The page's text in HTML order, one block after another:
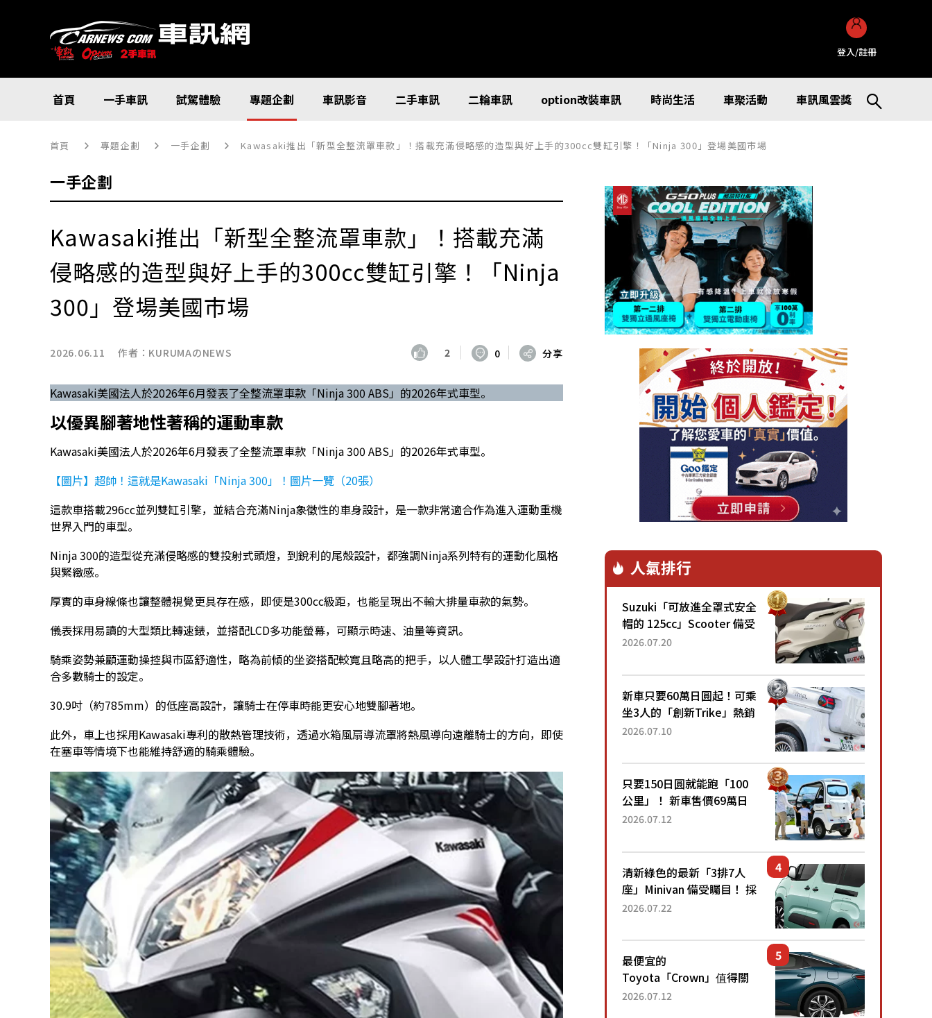
登入/註冊
首頁 一手車訊 試駕體驗 專題企劃 車訊影音 二手車訊 二輪車訊 option改裝車訊 時尚生活 車聚活動 車訊風雲獎
首頁 專題企劃 一手企劃 Kawasaki推出「新型全整流罩車款」！搭載充滿侵略感的造型與好上手的300cc雙缸引擎！「Ninja 300」登場美國市場
一手企劃
Kawasaki推出「新型全整流罩車款」！搭載充滿
侵略感的造型與好上手的300cc雙缸引擎！「Ninja
300」登場美國市場
2026.06.11 作者： KURUMAのNEWS 2 0 分享
Kawasaki美國法人於2026年6月發表了全整流罩車款「Ninja 300 ABS」的2026年式車型。
以優異腳著地性著稱的運動車款
Kawasaki美國法人於2026年6月發表了全整流罩車款「Ninja 300 ABS」的2026年式車型。
【圖片】超帥！這就是Kawasaki「Ninja 300」！圖片一覽（20張）
這款車搭載296cc並列雙缸引擎，並結合充滿Ninja象徵性的車身設計，是一款非常適合作為進入運動重機
世界入門的車型。
Ninja 300的造型從充滿侵略感的雙投射式頭燈，到銳利的尾殼設計，都強調Ninja系列特有的運動化風格
與緊緻感。
厚實的車身線條也讓整體視覺更具存在感，即使是300cc級距，也能呈現出不輸大排量車款的氣勢。
儀表採用易讀的大型類比轉速錶，並搭配LCD多功能螢幕，可顯示時速、油量等資訊。
騎乘姿勢兼顧運動操控與市區舒適性，略為前傾的坐姿搭配較寬且略高的把手，以人體工學設計打造出適
合多數騎士的設定。
30.9吋（約785mm）的低座高設計，讓騎士在停車時能更安心地雙腳著地。
此外，車上也採用Kawasaki專利的散熱管理技術，透過水箱風扇導流罩將熱風導向遠離騎士的方向，即使
在塞車等情境下也能維持舒適的騎乘體驗。
人氣排行
Suzuki「可放進全罩式安全
帽的 125cc」Scooter 備受
矚目！採用全新流線設計與
已陸續開始出口的新款
「B...
2026.07.20
新車只要60萬日圓起！可乘
坐3人的「創新Trike」熱銷
大賣成為人氣車款！「養車
日圓就能跑100公里」「小
朋友坐得...
2026.07.10
只要150日圓就能跑「100
公里」！ 新車售價69萬日
圓的「3人座」Trike大受歡
為何能迅速熱賣？
2026.07.12
清新綠色的最新「3排7人
座」Minivan 備受矚目！ 採
用全長4.7公尺剛剛好的車
還推出467萬元日圓起的5
人座版...
2026.07.22
最便宜的
Toyota「Crown」值得關
注！ 搭載4WD、每公升
2026.07.12